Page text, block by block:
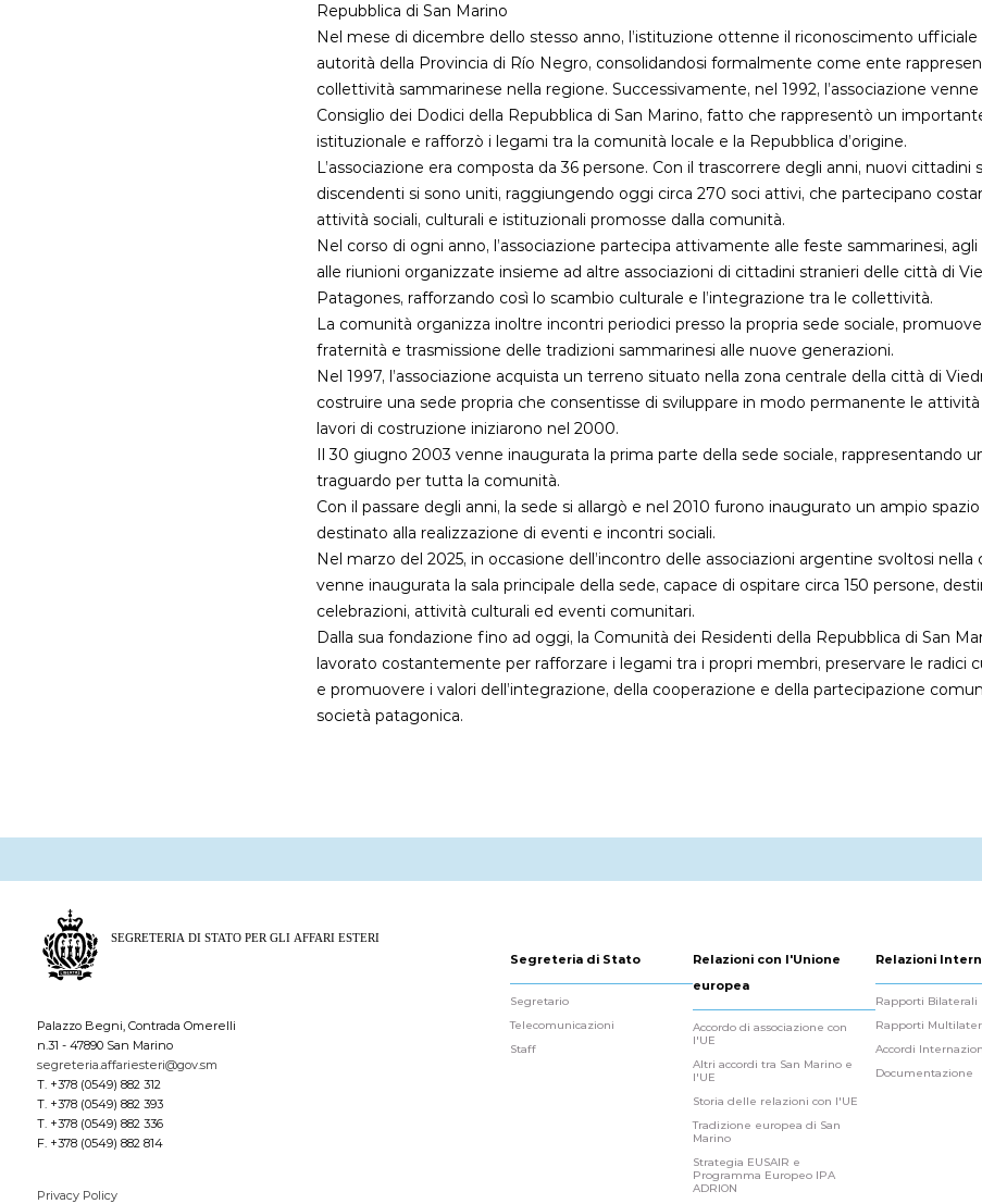
Repubblica di San Marino
Nel mese di dicembre dello stesso anno, l’istituzione ottenne il riconoscimento ufficiale
autorità della Provincia di Río Negro, consolidandosi formalmente come ente
collettività sammarinese nella regione. Successivamente, nel 1992, l’associazione
Consiglio dei Dodici della Repubblica di San Marino, fatto che rappresentò un
istituzionale e rafforzò i legami tra la comunità locale e la Repubblica d’origine.
L’associazione era composta da 36 persone. Con il trascorrere degli anni, nuovi cittadini
discendenti si sono uniti, raggiungendo oggi circa 270 soci attivi, che partecipano
attività sociali, culturali e istituzionali promosse dalla comunità.
Nel corso di ogni anno, l’associazione partecipa attivamente alle feste sammarinesi,
alle riunioni organizzate insieme ad altre associazioni di cittadini stranieri delle città di
Patagones, rafforzando così lo scambio culturale e l’integrazione tra le collettività.
La comunità organizza inoltre incontri periodici presso la propria sede sociale,
fraternità e trasmissione delle tradizioni sammarinesi alle nuove generazioni.
Nel 1997, l’associazione acquista un terreno situato nella zona centrale della città di
costruire una sede propria che consentisse di sviluppare in modo permanente le attività
lavori di costruzione iniziarono nel 2000.
Il 30 giugno 2003 venne inaugurata la prima parte della sede sociale, rappresentando
traguardo per tutta la comunità.
Con il passare degli anni, la sede si allargò e nel 2010 furono inaugurato un ampio
destinato alla realizzazione di eventi e incontri sociali.
Nel marzo del 2025, in occasione dell’incontro delle associazioni argentine svoltosi nella
venne inaugurata la sala principale della sede, capace di ospitare circa 150 persone,
celebrazioni, attività culturali ed eventi comunitari.
Dalla sua fondazione fino ad oggi, la Comunità dei Residenti della Repubblica di San
lavorato costantemente per rafforzare i legami tra i propri membri, preservare le radici
e promuovere i valori dell’integrazione, della cooperazione e della partecipazione
società patagonica.
Palazzo Begni, Contrada Omerelli
n.31 - 47890 San Marino
segreteria.affariesteri@gov.sm
T. +378 (0549) 882 312
T. +378 (0549) 882 393
T. +378 (0549) 882 336
F. +378 (0549) 882 814
Privacy Policy
Segreteria di Stato
Segretario
Telecomunicazioni
Staff
Relazioni con l'Unione
europea
Accordo di associazione con
l'UE
Altri accordi tra San Marino e
l'UE
Storia delle relazioni con l'UE
Tradizione europea di San
Marino
Strategia EUSAIR e
Programma Europeo IPA
ADRION
Relazioni
Rapporti Bilaterali
Rapporti
Accordi
Documentazione